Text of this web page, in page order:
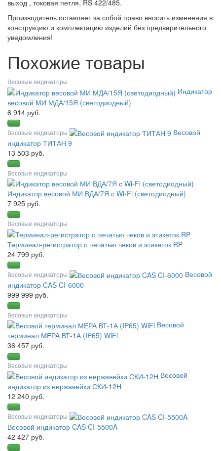
выход , токовая петля, RS 422/485.
Производитель оставляет за собой право вносить изменения в
конструкцию и комплектацию изделий без предварительного
уведомления!
Похожие товары
Весовые индикаторы
Индикатор
весовой МИ МДА/15Я (светодиодный)
6 914 руб.
Весовые индикаторы
Весовой
индикатор ТИТАН 9
13 503 руб.
Весовые индикаторы
Индикатор весовой МИ ВДА/7Я с Wi-Fi (светодиодный)
7 925 руб.
Весовые индикаторы
Терминал-регистратор с печатью чеков и этикеток RP
24 799 руб.
Весовые индикаторы
Весовой
индикатор CAS CI-6000
999 999 руб.
Весовые индикаторы
Весовой
терминал МЕРА ВТ-1А (IP65) WiFi
36 457 руб.
Весовые индикаторы
Весовой
индикатор из нержавейки СКИ-12Н
12 240 руб.
Весовые индикаторы
Весовой индикатор CAS CI-5500A
42 427 руб.